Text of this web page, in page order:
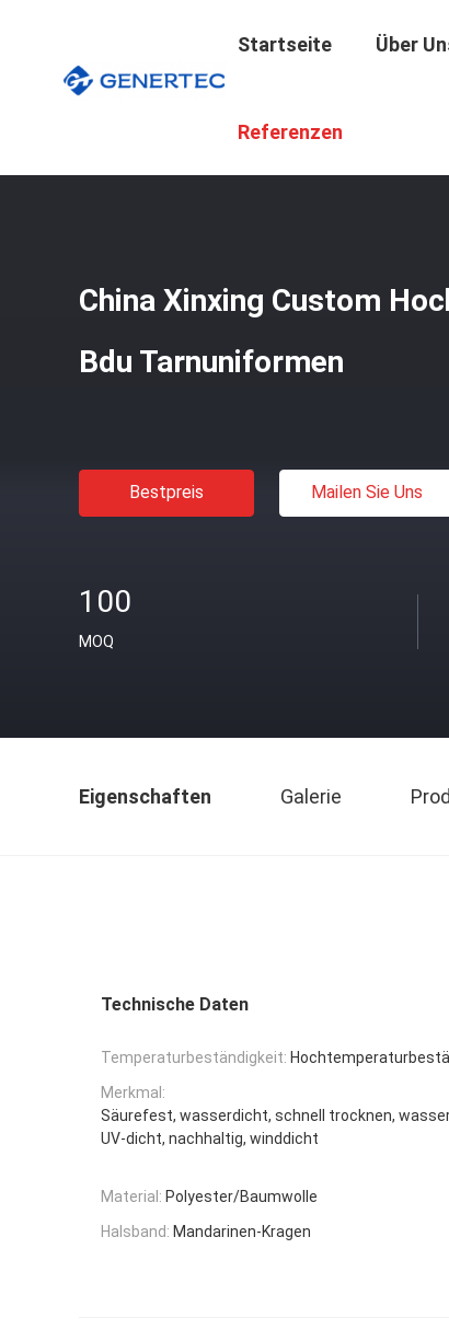
Startseite Über
Referenzen
China Xinxing Custom
Bdu Tarnuniformen
Bestpreis Mailen Sie Uns
100
MOQ
Eigenschaften Galerie
Technische Daten
Temperaturbeständigkeit:
Merkmal:
Säurefest, wasserdicht, schnell trocknen,
UV-dicht, nachhaltig, winddicht
Material: Polyester/Baumwolle
Halsband: Mandarinen-Kragen